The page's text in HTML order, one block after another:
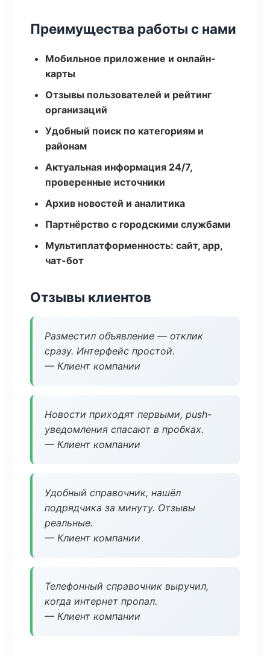
Преимущества работы с нами
Мобильное приложение и онлайн-
карты
Отзывы пользователей и рейтинг
организаций
Удобный поиск по категориям и
районам
Актуальная информация 24/7,
проверенные источники
Архив новостей и аналитика
Партнёрство с городскими службами
Мультиплатформенность: сайт, app,
чат-бот
Отзывы клиентов
Разместил объявление — отклик
сразу. Интерфейс простой.
— Клиент компании
Новости приходят первыми, push-
уведомления спасают в пробках.
— Клиент компании
Удобный справочник, нашёл
подрядчика за минуту. Отзывы
реальные.
— Клиент компании
Телефонный справочник выручил,
когда интернет пропал.
— Клиент компании